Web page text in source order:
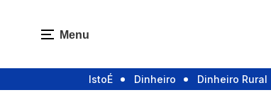
Menu
IstoÉ Dinheiro Dinheiro Rural